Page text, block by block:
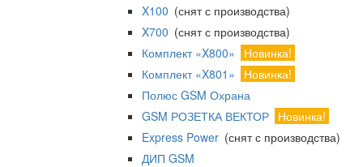
X100 (снят с производства)
X700 (снят с производства)
Комплект «X800»
Новинка!
Комплект «X801»
Новинка!
Полюс GSM Охрана
GSM РОЗЕТКА ВЕКТОР Новинка!
Express Power (снят с производства)
ДИП GSM